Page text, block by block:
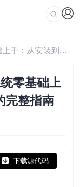
/ Steam Deck插件管理系统零基础上手：从安装到高级配置的完整指南
零基础上
完整指南
下载源代码